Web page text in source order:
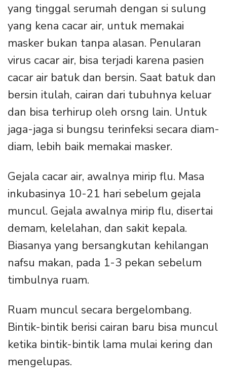
yang tinggal serumah dengan si sulung
yang kena cacar air, untuk memakai
masker bukan tanpa alasan. Penularan
virus cacar air, bisa terjadi karena pasien
cacar air batuk dan bersin. Saat batuk dan
bersin itulah, cairan dari tubuhnya keluar
dan bisa terhirup oleh orsng lain. Untuk
jaga-jaga si bungsu terinfeksi secara diam-
diam, lebih baik memakai masker.
Gejala cacar air, awalnya mirip flu. Masa
inkubasinya 10-21 hari sebelum gejala
muncul. Gejala awalnya mirip flu, disertai
demam, kelelahan, dan sakit kepala.
Biasanya yang bersangkutan kehilangan
nafsu makan, pada 1-3 pekan sebelum
timbulnya ruam.
Ruam muncul secara bergelombang.
Bintik-bintik berisi cairan baru bisa muncul
ketika bintik-bintik lama mulai kering dan
mengelupas.